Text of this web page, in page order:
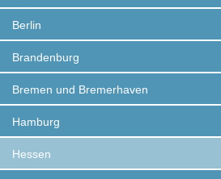
Berlin
Brandenburg
Bremen und Bremerhaven
Hamburg
Hessen